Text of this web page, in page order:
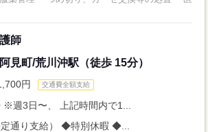
師
見町/荒川沖駅（徒歩 15分）
円 交通費全額支給
週3日〜、 上記時間内で1...
通り支給） ◆特別休暇 ◆...